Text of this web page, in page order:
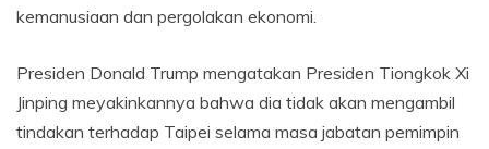
kemanusiaan dan pergolakan ekonomi.
Presiden Donald Trump mengatakan Presiden Tiongkok Xi
Jinping meyakinkannya bahwa dia tidak akan mengambil
tindakan terhadap Taipei selama masa jabatan pemimpin